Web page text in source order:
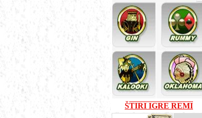
ŠTIRI IGRE REMI